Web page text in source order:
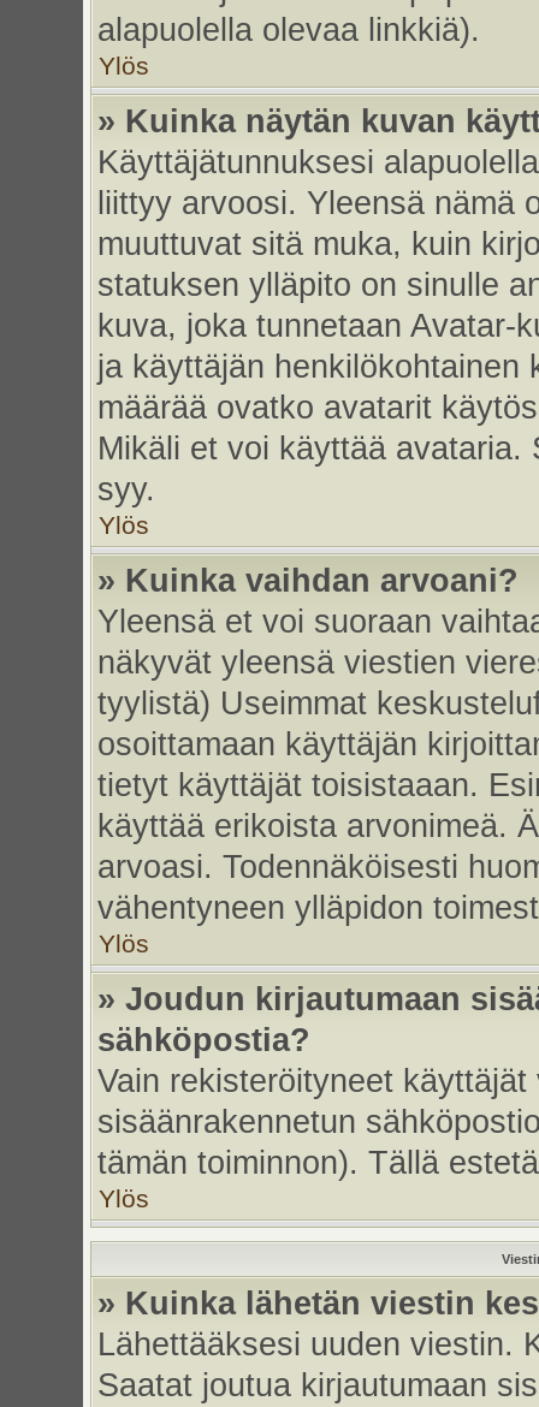
alapuolella olevaa linkkiä).
Ylös
» Kuinka näytän kuvan
Käyttäjätunnuksesi
liittyy arvoosi. Yleensä nämä
muuttuvat sitä muka, kuin
statuksen ylläpito on sinulle
kuva, joka tunnetaan Avatar-
ja käyttäjän henkilökohtainen
määrää ovatko avatarit
Mikäli et voi käyttää
syy.
Ylös
» Kuinka vaihdan arvoani?
Yleensä et voi suoraan
näkyvät yleensä viestien
tyylistä) Useimmat
osoittamaan käyttäjän
tietyt käyttäjät toisistaaan.
käyttää erikoista arvonimeä.
arvoasi. Todennäköisesti
vähentyneen ylläpidon
Ylös
» Joudun kirjautumaan
sähköpostia?
Vain rekisteröityneet
sisäänrakennetun
tämän toiminnon). Tällä
Ylös
» Kuinka lähetän viestin
Lähettääksesi uuden viestin.
Saatat joutua kirjautumaan